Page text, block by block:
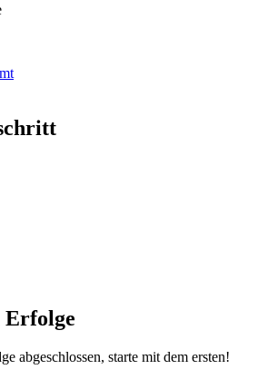
Erfolge
abgeschlossen, starte mit dem ersten!